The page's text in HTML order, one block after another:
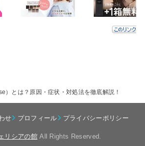
）とは？原因・症状・対処法を徹底解説！
せ プロフィール プライバシーポリシー
リシアの館All Rights Reserved.